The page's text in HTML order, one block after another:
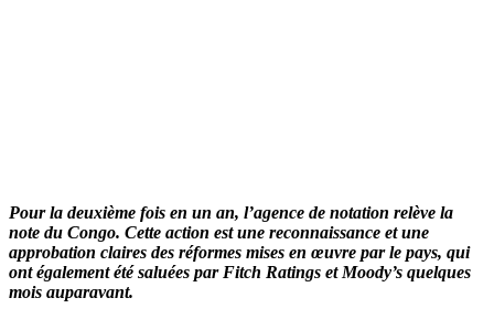
Pour la deuxième fois en un an, l’agence de notation relève la
note du Congo. Cette action est une reconnaissance et une
approbation claires des réformes mises en œuvre par le pays, qui
ont également été saluées par Fitch Ratings et Moody’s quelques
mois auparavant.